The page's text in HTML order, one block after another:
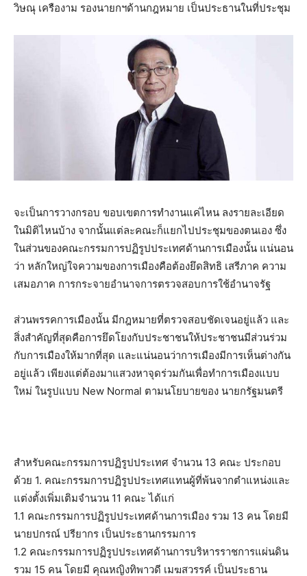
วิษณุ เครืองาม รองนายกฯด้านกฎหมาย เป็นประธานในที่ประชุม
จะเป็นการวางกรอบ ขอบเขตการทำงานแค่ไหน ลงรายละเอียด
ในมิติไหนบ้าง จากนั้นแต่ละคณะก็แยกไปประชุมของตนเอง ซึ่ง
ในส่วนของคณะกรรมการปฏิรูปประเทศด้านการเมืองนั้น แน่นอน
ว่า หลักใหญ่ใจความของการเมืองคือต้องยึดสิทธิ เสรีภาค ความ
เสมอภาค การกระจายอำนาจการตรวจสอบการใช้อำนาจรัฐ
ส่วนพรรคการเมืองนั้น มีกฎหมายที่ตรวจสอบชัดเจนอยู่แล้ว และ
สิ่งสำคัญที่สุดคือการยึดโยงกับประชาชนให้ประชาชนมีส่วนร่วม
กับการเมืองให้มากที่สุด และแน่นอนว่าการเมืองมีการเห็นต่างกัน
อยู่แล้ว เพียงแต่ต้องมาแสวงหาจุดร่วมกันเพื่อทำการเมืองแบบ
ใหม่ ในรูปแบบ New Normal ตามนโยบายของ นายกรัฐมนตรี
สำหรับคณะกรรมการปฏิรูปประเทศ จำนวน 13 คณะ ประกอบ
ด้วย 1. คณะกรรมการปฏิรูปประเทศแทนผู้ที่พ้นจากตำแหน่งและ
แต่งตั้งเพิ่มเติมจำนวน 11 คณะ ได้แก่
1.1 คณะกรรมการปฏิรูปประเทศด้านการเมือง รวม 13 คน โดยมี
นายปกรณ์ ปรียากร เป็นประธานกรรมการ
1.2 คณะกรรมการปฏิรูปประเทศด้านการบริหารราชการแผ่นดิน
รวม 15 คน โดยมี คุณหญิงทิพาวดี เมฆสวรรค์ เป็นประธาน